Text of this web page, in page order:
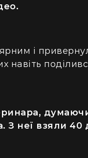
і
навіть
З неї взяли